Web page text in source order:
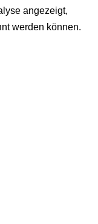
angezeigt,
werden können.